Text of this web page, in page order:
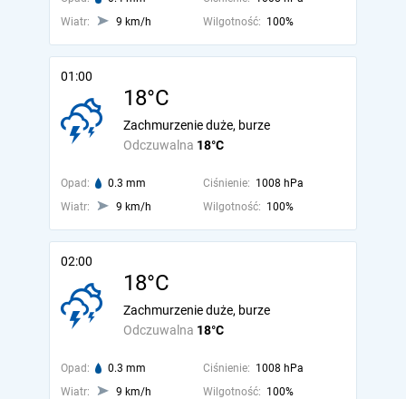
Wiatr:
9 km/h Wilgotność: 100%
01:00
18°C
Odczuwalna 18°C
Zachmurzenie duże, burze
Opad: 0.3 mm Ciśnienie: 1008 hPa
Wiatr:
9 km/h Wilgotność: 100%
02:00
18°C
Odczuwalna 18°C
Zachmurzenie duże, burze
Opad: 0.3 mm Ciśnienie: 1008 hPa
Wiatr:
9 km/h Wilgotność: 100%